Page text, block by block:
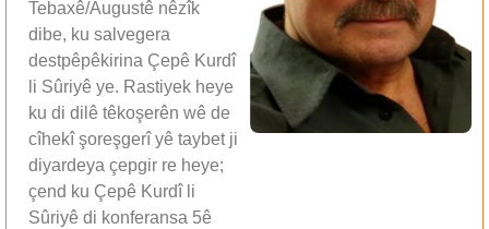
Tebaxê/Augustê nêzîk
dibe, ku salvegera
destpêpêkirina Çepê Kurdî
li Sûriyê ye. Rastiyek heye
ku di dilê têkoşerên wê de
cîhekî şoreşgerî yê taybet ji
diyardeya çepgir re heye;
çend ku Çepê Kurdî li
Sûriyê di konferansa 5ê